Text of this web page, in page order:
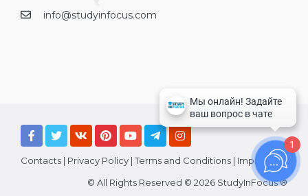
info@studyinfocus.com
Contacts | Privacy Policy |Terms and Conditions | Imprint
© All Rights Reserved © 2026 StudyInFocus ®
1